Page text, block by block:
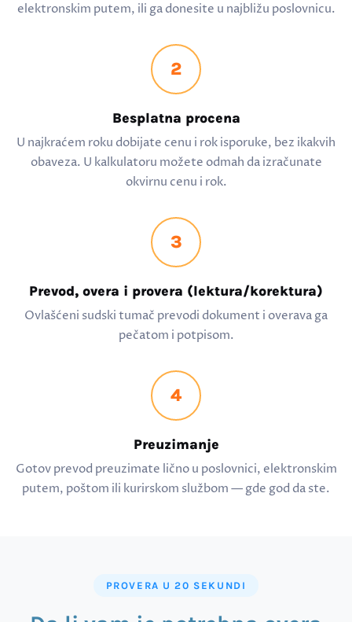
elektronskim putem, ili ga donesite u najbližu poslovnicu.
2
Besplatna procena
U najkraćem roku dobijate cenu i rok isporuke, bez ikakvih
obaveza. U kalkulatoru možete odmah da izračunate
okvirnu cenu i rok.
3
Prevod, overa i provera (lektura/korektura)
Ovlašćeni sudski tumač prevodi dokument i overava ga
pečatom i potpisom.
4
Preuzimanje
Gotov prevod preuzimate lično u poslovnici, elektronskim
putem, poštom ili kurirskom službom — gde god da ste.
PROVERA U 20 SEKUNDI